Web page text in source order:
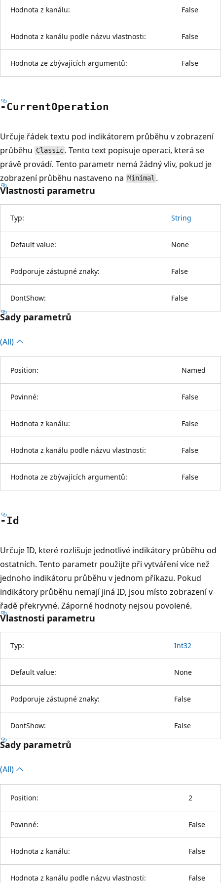
Hodnota z kanálu: False
Hodnota z kanálu podle názvu vlastnosti: False
Hodnota ze zbývajících argumentů: False
-CurrentOperation
Určuje řádek textu pod indikátorem průběhu v zobrazení
průběhu Classic . Tento text popisuje operaci, která se
právě provádí. Tento parametr nemá žádný vliv, pokud je
zobrazení průběhu nastaveno na Minimal .
Vlastnosti parametru
Typ: String
Default value: None
Podporuje zástupné znaky: False
DontShow: False
Sady parametrů
(All)
Position: Named
Povinné: False
Hodnota z kanálu: False
Hodnota z kanálu podle názvu vlastnosti: False
Hodnota ze zbývajících argumentů: False
-Id
Určuje ID, které rozlišuje jednotlivé indikátory průběhu od
ostatních. Tento parametr použijte při vytváření více než
jednoho indikátoru průběhu v jednom příkazu. Pokud
indikátory průběhu nemají jiná ID, jsou místo zobrazení v
řadě překryvné. Záporné hodnoty nejsou povolené.
Vlastnosti parametru
Typ: Int32
Default value: None
Podporuje zástupné znaky: False
DontShow: False
Sady parametrů
(All)
Position: 2
Povinné: False
Hodnota z kanálu: False
Hodnota z kanálu podle názvu vlastnosti: False